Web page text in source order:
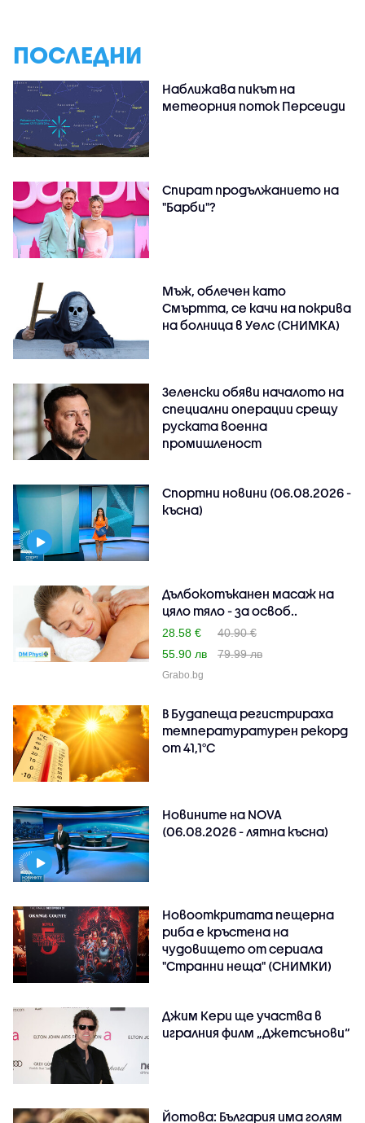
ПОСЛЕДНИ
Наближава пикът на
метеорния поток Персеиди
Спират продължанието на
"Барби"?
Мъж, облечен като
Смъртта, се качи на покрива
на болница в Уелс (СНИМКА)
Зеленски обяви началото на
специални операции срещу
руската военна
промишленост
Спортни новини (06.08.2026 -
късна)
Дълбокотъканен масаж на
цяло тяло - за освоб..
28.58 €
40.90 €
55.90 лв
79.99 лв
Grabo.bg
В Будапеща регистрираха
температуратурен рекорд
от 41,1°C
Новините на NOVA
(06.08.2026 - лятна късна)
Новооткритата пещерна
риба е кръстена на
чудовището от сериала
"Странни неща" (СНИМКИ)
Джим Кери ще участва в
игралния филм „Джетсънови“
Йотова: България има голям